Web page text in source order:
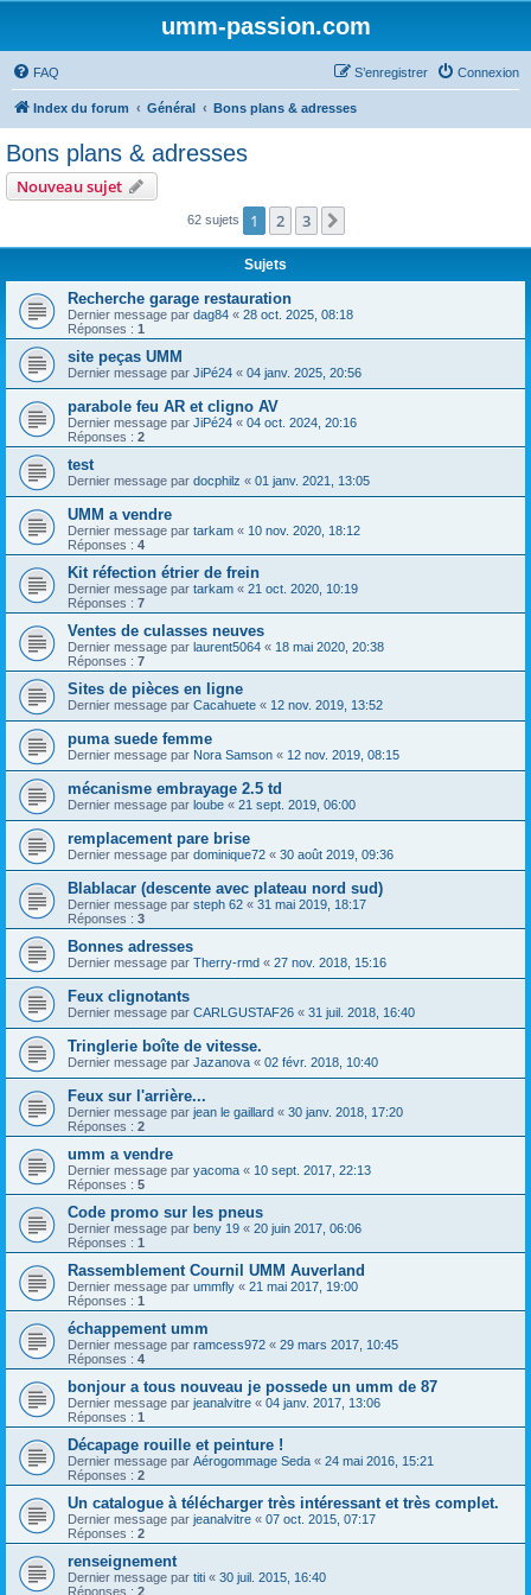
umm-passion.com
FAQ Connexion
S’enregistrer
Index du forum Général Bons plans & adresses
Bons plans & adresses
Nouveau sujet
62 sujets 1 2 3
Sujets
Recherche garage restauration
Dernier message par dag84 « 28 oct. 2025, 08:18
Réponses : 1
site peças UMM
Dernier message par JiPé24 « 04 janv. 2025, 20:56
parabole feu AR et cligno AV
Dernier message par JiPé24 « 04 oct. 2024, 20:16
Réponses : 2
test
Dernier message par docphilz « 01 janv. 2021, 13:05
UMM a vendre
Dernier message par tarkam « 10 nov. 2020, 18:12
Réponses : 4
Kit réfection étrier de frein
Dernier message par tarkam « 21 oct. 2020, 10:19
Réponses : 7
Ventes de culasses neuves
Dernier message par laurent5064 « 18 mai 2020, 20:38
Réponses : 7
Sites de pièces en ligne
Dernier message par Cacahuete « 12 nov. 2019, 13:52
puma suede femme
Dernier message par Nora Samson « 12 nov. 2019, 08:15
mécanisme embrayage 2.5 td
Dernier message par loube « 21 sept. 2019, 06:00
remplacement pare brise
Dernier message par dominique72 « 30 août 2019, 09:36
Blablacar (descente avec plateau nord sud)
Dernier message par steph 62 « 31 mai 2019, 18:17
Réponses : 3
Bonnes adresses
Dernier message par Therry-rmd « 27 nov. 2018, 15:16
Feux clignotants
Dernier message par CARLGUSTAF26 « 31 juil. 2018, 16:40
Tringlerie boîte de vitesse.
Dernier message par Jazanova « 02 févr. 2018, 10:40
Feux sur l'arrière...
Dernier message par jean le gaillard « 30 janv. 2018, 17:20
Réponses : 2
umm a vendre
Dernier message par yacoma « 10 sept. 2017, 22:13
Réponses : 5
Code promo sur les pneus
Dernier message par beny 19 « 20 juin 2017, 06:06
Réponses : 1
Rassemblement Cournil UMM Auverland
Dernier message par ummfly « 21 mai 2017, 19:00
Réponses : 1
échappement umm
Dernier message par ramcess972 « 29 mars 2017, 10:45
Réponses : 4
bonjour a tous nouveau je possede un umm de 87
Dernier message par jeanalvitre « 04 janv. 2017, 13:06
Réponses : 1
Décapage rouille et peinture !
Dernier message par Aérogommage Seda « 24 mai 2016, 15:21
Réponses : 2
Un catalogue à télécharger très intéressant et très complet.
Dernier message par jeanalvitre « 07 oct. 2015, 07:17
Réponses : 2
renseignement
Dernier message par titi « 30 juil. 2015, 16:40
Réponses : 2